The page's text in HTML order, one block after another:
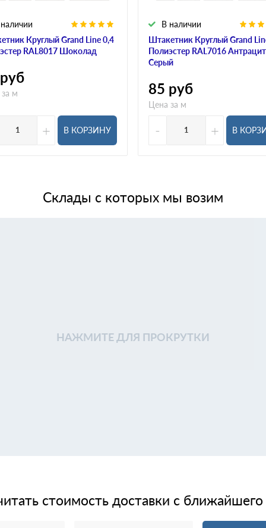
Круглый Grand Line 0,4
RAL8017 Шоколад
м
+ В КОРЗИНУ
Штакетник Круглый Grand
Полиэстер RAL7016
Серый
В наличии
85 руб
Цена за м
- + В
Склады с которых мы возим
НАЖМИТЕ ДЛЯ ПРОКРУТКИ
стоимость доставки с ближайшего